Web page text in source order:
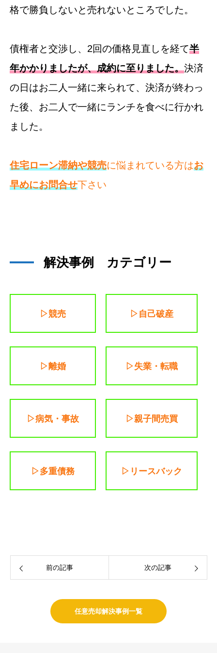
格で勝負しないと売れないところでした。
債権者と交渉し、2回の価格見直しを経て半
年かかりましたが、成約に至りました。決済
の日はお二人一緒に来られて、決済が終わっ
た後、お二人で一緒にランチを食べに行かれ
ました。
住宅ローン滞納や競売に悩まれている方はお
早めにお問合せ下さい
解決事例 カテゴリー
▷競売 ▷自己破産
▷離婚 ▷失業・転職
▷病気・事故 ▷親子間売買
▷多重債務 ▷リースバック
前の記事 次の記事
任意売却解決事例一覧